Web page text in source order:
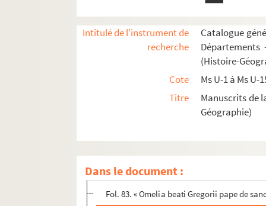
Intitulé de l'instrument de
recherche
Catalogue
Départements
(Histoire-
Cote
Ms U-1 à Ms U-
Titre
Manuscrits de
Géographie)
Dans le document :
Fol. 47 vo. « Vigilia sancti Johannis
Fol. 52 vo. « In die nativitatis sancti
Fol. 54 vo. « Vigilia apostolorum Petri et
Fol. 56. « Omelia venerabilis Bede
Fol. 59. « Passio sancti Petri apostoli a
Fol. 69. « Sermo... venerabilis Bede
Fol. 70 vo. Alius. « Audivimus ex lectione
Fol. 74 vo. Alius. « Quia propicia
Fol. 79. « Sermo beati Maximi episcopi in
Fol. 83. « Omelia beati Gregorii pape de